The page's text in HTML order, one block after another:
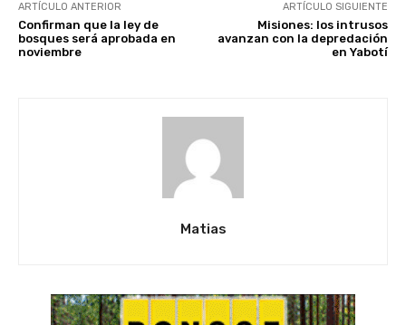
ARTÍCULO ANTERIOR
Confirman que la ley de
bosques será aprobada en
noviembre
ARTÍCULO SIGUIENTE
Misiones: los intrusos
avanzan con la depredación
en Yabotí
Matias